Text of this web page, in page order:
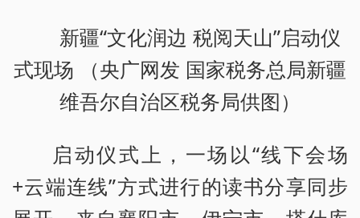
新疆“文化润边 税阅天山”启动仪
式现场 （央广网发 国家税务总局新疆
维吾尔自治区税务局供图）
启动仪式上，一场以“线下会场
+云端连线”方式进行的读书分享同步